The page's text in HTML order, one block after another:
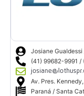
Josiane
(41) 99682-9991 /
Av. Pres.
Paraná / Santa